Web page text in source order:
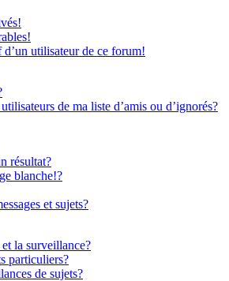
utilisateur de ce forum!
de ma liste d’amis ou d’ignorés?
résultat?
blanche!?
et sujets?
la surveillance?
particuliers?
de sujets?